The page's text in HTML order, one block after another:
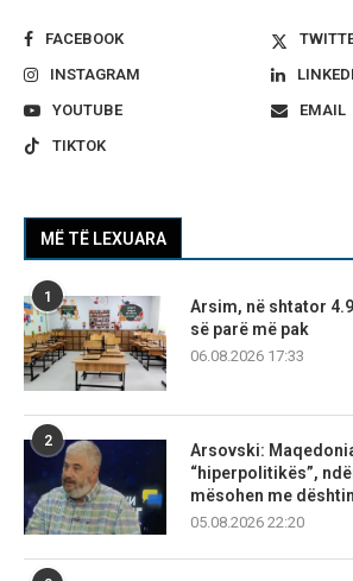
FACEBOOK
INSTAGRAM
YOUTUBE
EMAIL
TIKTOK
MË TË LEXUARA
1
Arsim, në shtator
së parë më pak
06.08.2026 17:33
2
Arsovski:
“hiperpolitikës”,
mësohen me
05.08.2026 22:20